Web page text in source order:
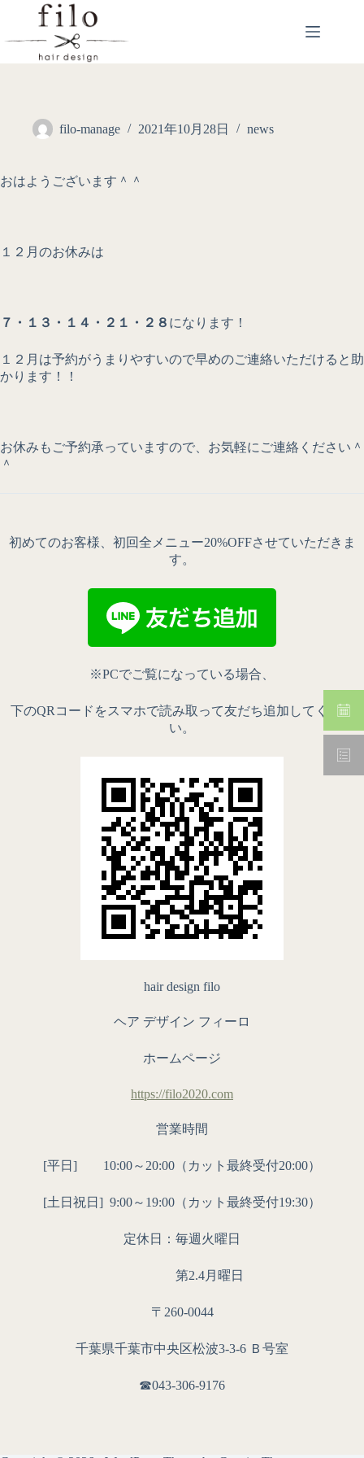
filo-manage 2021年10月28日 news
おはようございます＾＾
１２月のお休みは
７・１３・１４・２１・２８ になります！
１２月は予約がうまりやすいので早めのご連絡いただけると助
かります！！
お休みもご予約承っていますので、お気軽にご連絡ください＾
＾
初めてのお客様、初回全メニュー20%OFFさせていただきま
す。
※PCでご覧になっている場合、
下のQRコードをスマホで読み取って友だち追加してくださ
い。
hair design filo
ヘア デザイン フィーロ
ホームページ
https://filo2020.com
営業時間
[平日] 10:00～20:00（カット最終受付20:00）
[土日祝日] 9:00～19:00（カット最終受付19:30）
定休日：毎週火曜日
第2.4月曜日
〒260-0044
千葉県千葉市中央区松波3-3-6 Ｂ号室
☎︎043-306-9176